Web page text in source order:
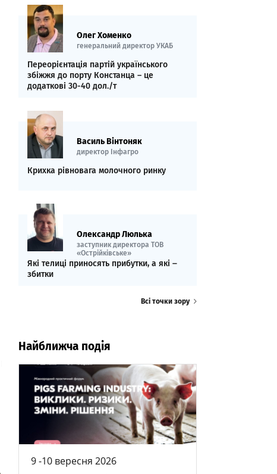
Олег Хоменко
генеральний директор УКАБ
Переорієнтація партій українського
збіжжя до порту Констанца – це
додаткові 30-40 дол./т
Василь Вінтоняк
директор Інфагро
Крихка рівновага молочного ринку
Олександр Люлька
заступник директора ТОВ
«Острійківське»
Які телиці приносять прибутки, а які ‒
збитки
Всі точки зору
Найближча подія
9 -10 вересня 2026